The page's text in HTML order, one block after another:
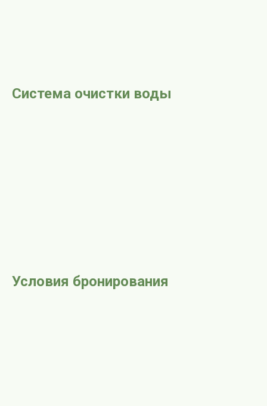
Система очистки воды
Условия бронирования